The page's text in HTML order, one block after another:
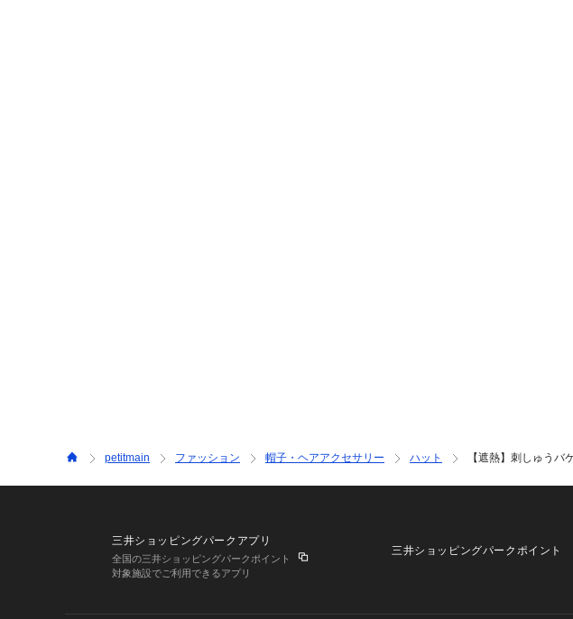
petitmain ファッション 帽子・ヘアアクセサリー ハット 【遮熱】刺しゅうバ
三井ショッピングパークアプリ
全国の三井ショッピングパークポイント
対象施設でご利用できるアプリ
三井ショッピングパークポイント